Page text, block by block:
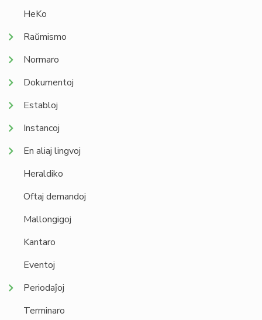
HeKo
Raŭmismo
Normaro
Dokumentoj
Establoj
Instancoj
En aliaj lingvoj
Heraldiko
Oftaj demandoj
Mallongigoj
Kantaro
Eventoj
Periodaĵoj
Terminaro